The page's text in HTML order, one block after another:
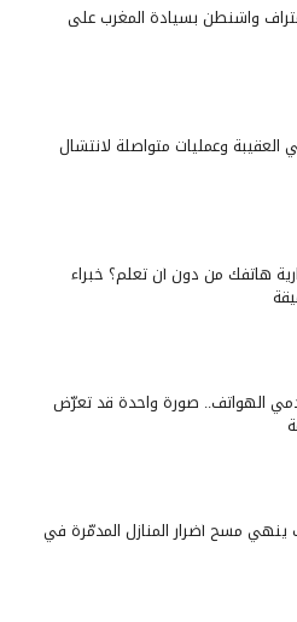
واشنطن بسيادة المغرب على
وعمليات متواصلة لانتشال
هاتفك من دون أن تعلم؟ خبراء
الهواتف.. صورة واحدة قد تعرّض
مسح أضرار المنازل المدمّرة في